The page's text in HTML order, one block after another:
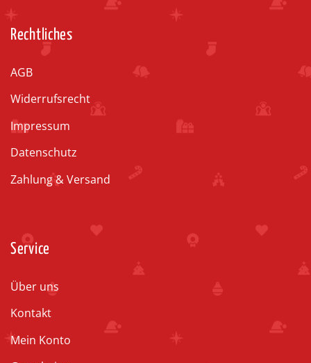
Rechtliches
AGB
Widerrufsrecht
Impressum
Datenschutz
Zahlung & Versand
Service
Über uns
Kontakt
Mein Konto